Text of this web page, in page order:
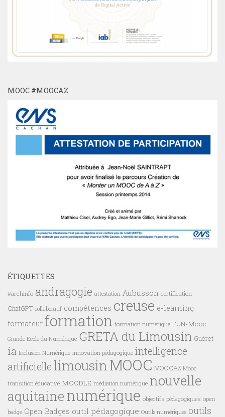
MOOC #MOOCAZ
ÉTIQUETTES
#archinfo andragogie attestation Aubusson certification
ChatGPT collaboratif compétences creuse e-learning
formateur formation formation numérique FUN-Mooc
Grande Ecole du Numérique GRETA du Limousin Guéret
ia Inclusion Numérique innovation pédagogique intelligence
artificielle limousin MOOC MOOCAZ Mooc
transition éducative MOODLE médiation numérique nouvelle
aquitainenumérique objectifs pédagogiques open
badge Open Badges outil pédagogique Outils numériques outils